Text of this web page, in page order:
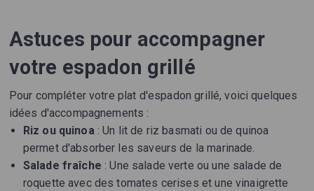
Astuces pour accompagner
votre espadon grillé
Pour compléter votre plat d'espadon grillé, voici quelques
idées d'accompagnements :
Riz ou quinoa : Un lit de riz basmati ou de quinoa
permet d'absorber les saveurs de la marinade.
Salade fraîche : Une salade verte ou une salade de
roquette avec des tomates cerises et une vinaigrette